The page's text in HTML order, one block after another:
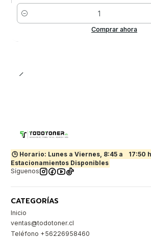
Cantidad
Comprar ahora
🕒 Horario: Lunes a Viernes, 8:45 a
17:50
Estacionamientos Disponibles
Síguenos
CATEGORÍAS
Inicio
ventas@todotoner.cl
Teléfono +56226958460